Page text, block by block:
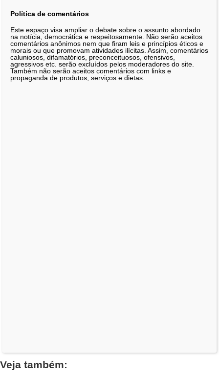
Política de comentários
Este espaço visa ampliar o debate sobre o assunto abordado
na notícia, democrática e respeitosamente. Não serão aceitos
comentários anônimos nem que firam leis e princípios éticos e
morais ou que promovam atividades ilícitas. Assim, comentários
caluniosos, difamatórios, preconceituosos, ofensivos,
agressivos etc. serão excluídos pelos moderadores do site.
Também não serão aceitos comentários com links e
propaganda de produtos, serviços e dietas.
Veja também: